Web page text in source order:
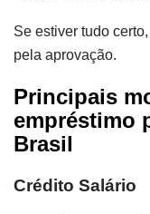
Se estiver tudo
pela aprovação.
Principais
empréstimo
Brasil
Crédito Salário